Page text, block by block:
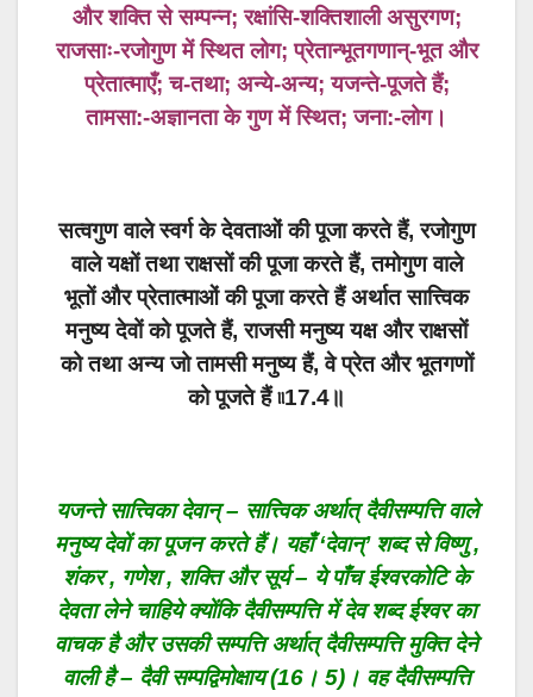
और शक्ति से सम्पन्न; रक्षांसि-शक्तिशाली असुरगण;
राजसाः-रजोगुण में स्थित लोग; प्रेतान्भूतगणान्-भूत और
प्रेतात्माएँ; च-तथा; अन्ये-अन्य; यजन्ते-पूजते हैं;
तामसा:-अज्ञानता के गुण में स्थित; जना:-लोग।
सत्वगुण वाले स्वर्ग के देवताओं की पूजा करते हैं, रजोगुण
वाले यक्षों तथा राक्षसों की पूजा करते हैं, तमोगुण वाले
भूतों और प्रेतात्माओं की पूजा करते हैं अर्थात सात्त्विक
मनुष्य देवों को पूजते हैं, राजसी मनुष्य यक्ष और राक्षसों
को तथा अन्य जो तामसी मनुष्य हैं, वे प्रेत और भूतगणों
को पूजते हैं ৷৷17.4॥
यजन्ते सात्त्विका देवान् – सात्त्विक अर्थात् दैवीसम्पत्ति वाले
मनुष्य देवों का पूजन करते हैं। यहाँ ‘देवान्’ शब्द से विष्णु ,
शंकर , गणेश , शक्ति और सूर्य – ये पाँच ईश्वरकोटि के
देवता लेने चाहिये क्योंकि दैवीसम्पत्ति में देव शब्द ईश्वर का
वाचक है और उसकी सम्पत्ति अर्थात् दैवीसम्पत्ति मुक्ति देने
वाली है – दैवी सम्पद्विमोक्षाय (16। 5)। वह दैवीसम्पत्ति